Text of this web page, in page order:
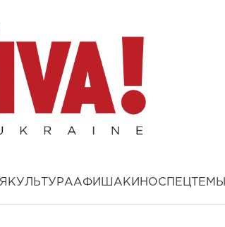
КУЛЬТУРААФИША КИНОСПЕЦТЕМЫ